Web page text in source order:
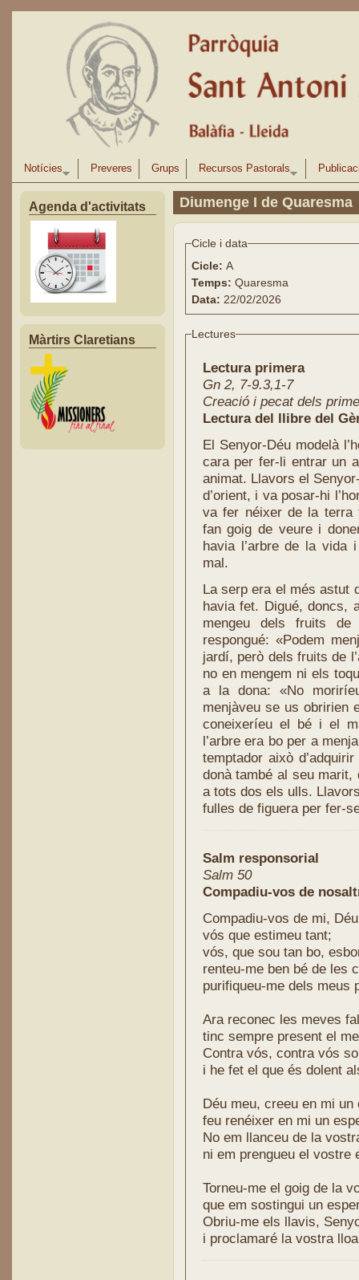
Notícies Preveres Grups Recursos Pastorals
Agenda d'activitats
Màrtirs Claretians
Diumenge I de Quaresma
Cicle i data
Cicle: A
Temps: Quaresma
Data: 22/02/2026
Lectures
Lectura primera
Gn 2, 7-9.3,1-7
Creació i pecat dels
Lectura del llibre del
El Senyor-Déu modelà
cara per fer-li entrar un
animat. Llavors el
d’orient, i va posar-hi
va fer néixer de la terra
fan goig de veure i
havia l’arbre de la vida
mal.
La serp era el més astut
havia fet. Digué, doncs,
mengeu dels fruits
respongué: «Podem
jardí, però dels fruits de
no en mengem ni els
a la dona: «No
menjàveu se us obririen
coneixeríeu el bé i el
l’arbre era bo per a
temptador això
donà també al seu marit,
a tots dos els ulls.
fulles de figuera per fer-
Salm responsorial
Salm 50
Compadiu-vos de mi,
vós que estimeu tant;
vós, que sou tan bo,
renteu-me ben bé de les
purifiqueu-me dels meus
Ara reconec les meves
tinc sempre present el
Contra vós, contra vós
i he fet el que és dolent
Déu meu, creeu en mi un
feu renéixer en mi un
No em llanceu de la
ni em prengueu el vostre
Torneu-me el goig de la
que em sostingui un
Obriu-me els llavis,
i proclamaré la vostra